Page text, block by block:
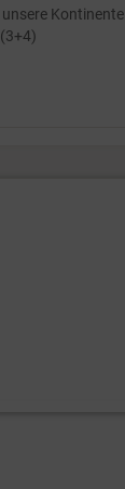
unsere Kontinente
(3+4)